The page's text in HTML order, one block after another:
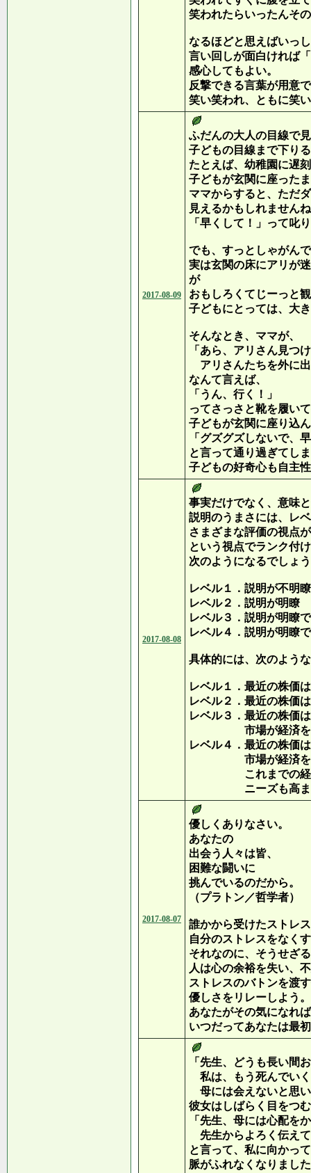
笑われたらいったんそ
なるほどと思えばいっ
言い回しが面白ければ
感心してもよい。
反撃できる言葉が用意
笑い笑われ、ともに笑
2017-08-09
ふだんの大人の目線で
子どもの目線まで下り
たとえば、幼稚園に遅
子どもが玄関に座った
ママからすると、ただ
見えるかもしれません
「早くして！」って叱
でも、すっとしゃがん
実は玄関の床にアリが
が
おもしろくてじーっと
子どもにとっては、大
そんなとき、ママが、
「あら、アリさん見つ
アリさんたちを外に
なんて言えば、
「うん、行く！」
ってさっさと靴を履い
子どもが玄関に座り込
「グズグズしないで、
と言って通り過ぎてし
子どもの好奇心も自主
2017-08-08
事実だけでなく、意味
説明のうまさには、レ
さまざまな評価の視点
という視点でランク付
次のようになるでしょ
レベル１．説明が不明瞭
レベル２．説明が明瞭
レベル３．説明が明瞭
レベル４．説明が明瞭
具体的には、次のよう
レベル１．最近の株価
レベル２．最近の株価
レベル３．最近の株価
市場が経済を楽観
レベル４．最近の株価
市場が経済を楽観
これまでの経緯を
ニーズも高まって
2017-08-07
優しくありなさい。
あなたの
出会う人々は皆、
困難な闘いに
挑んでいるのだから。
（プラトン／哲学者）
誰かから受けたストレ
自分のストレスをなく
それなのに、そうせざ
人は心の余裕を失い、
ストレスのバトンを渡
優しさをリレーしよう。
あなたがその気になれ
いつだってあなたは最
「先生、どうも長い間
私は、もう死んでい
母には会えないと思
彼女はしばらく目をつ
「先生、母には心配を
先生からよろく伝え
と言って、私に向かっ
脈がふれなくなりまし